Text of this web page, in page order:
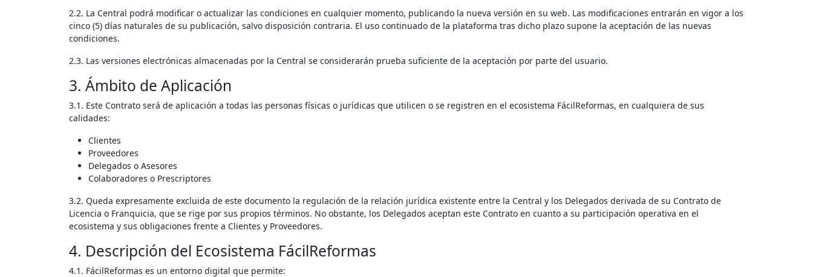
2.2. La Central podrá modificar o actualizar las condiciones en cualquier momento, publicando la nueva versión en su web. Las modificaciones entrarán en vigor a los
cinco (5) días naturales de su publicación, salvo disposición contraria. El uso continuado de la plataforma tras dicho plazo supone la aceptación de las nuevas
condiciones.
2.3. Las versiones electrónicas almacenadas por la Central se considerarán prueba suficiente de la aceptación por parte del usuario.
3. Ámbito de Aplicación
3.1. Este Contrato será de aplicación a todas las personas físicas o jurídicas que utilicen o se registren en el ecosistema FácilReformas, en cualquiera de sus
calidades:
Clientes
Proveedores
Delegados o Asesores
Colaboradores o Prescriptores
3.2. Queda expresamente excluida de este documento la regulación de la relación jurídica existente entre la Central y los Delegados derivada de su Contrato de
Licencia o Franquicia, que se rige por sus propios términos. No obstante, los Delegados aceptan este Contrato en cuanto a su participación operativa en el
ecosistema y sus obligaciones frente a Clientes y Proveedores.
4. Descripción del Ecosistema FácilReformas
4.1. FácilReformas es un entorno digital que permite: